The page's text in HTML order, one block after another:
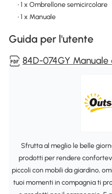
• 1 x Ombrellone semicircolare
• 1 x Manuale
Guida per l'utente
84D-074GY Manuale
Sfrutta al meglio le belle
prodotti per rendere
piccoli con mobili da giardino,
tuoi momenti in compagnia ti